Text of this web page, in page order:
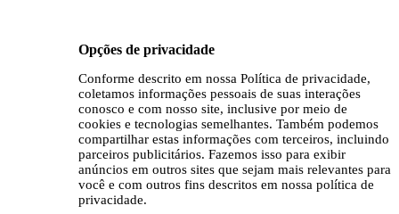
Opções de privacidade
Conforme descrito em nossa Política de privacidade,
coletamos informações pessoais de suas interações
conosco e com nosso site, inclusive por meio de
cookies e tecnologias semelhantes. Também podemos
compartilhar estas informações com terceiros, incluindo
parceiros publicitários. Fazemos isso para exibir
anúncios em outros sites que sejam mais relevantes para
você e com outros fins descritos em nossa política de
privacidade.